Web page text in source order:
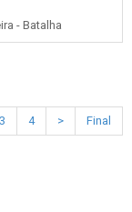
- Batalha
3 4 > Final